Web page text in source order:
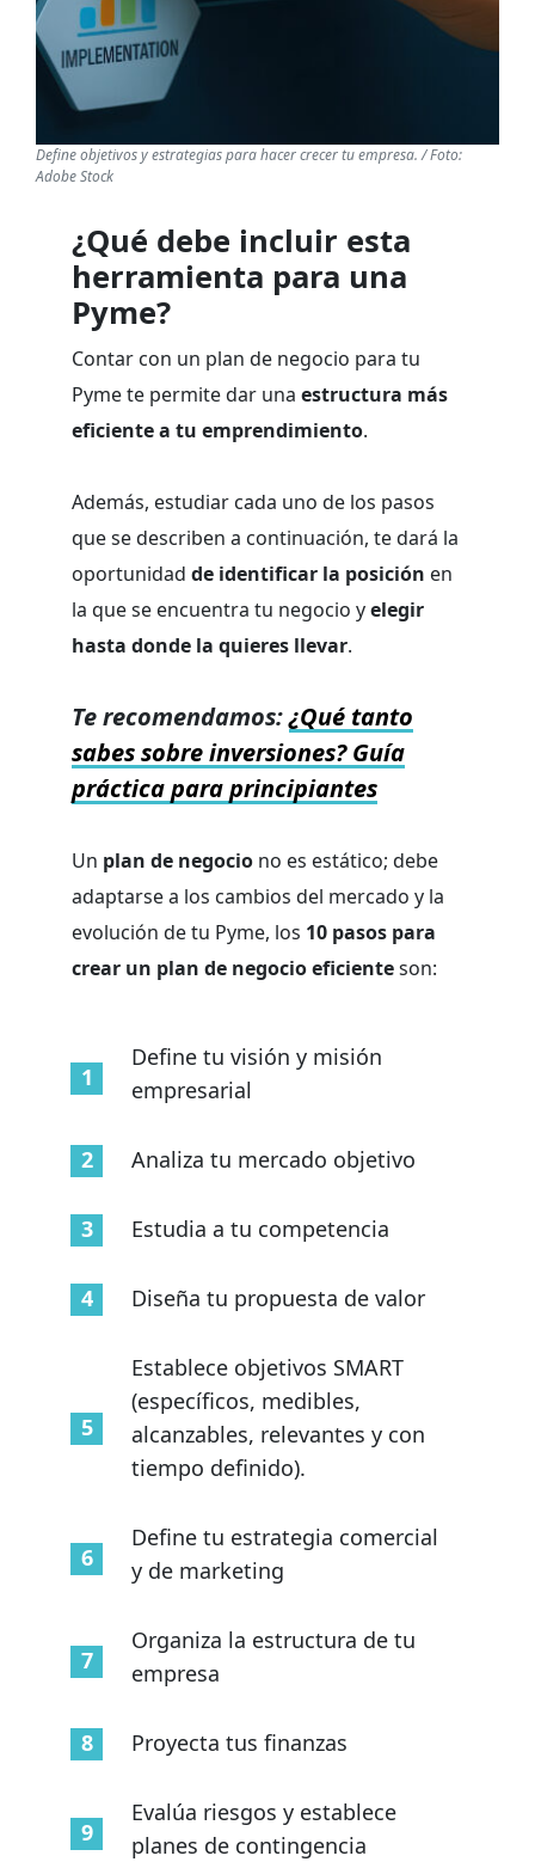
Define objetivos y estrategias para hacer crecer tu empresa. / Foto:
Adobe Stock
¿Qué debe incluir esta
herramienta para una
Pyme?
Contar con un plan de negocio para tu
Pyme te permite dar una estructura más
eficiente a tu emprendimiento.
Además, estudiar cada uno de los pasos
que se describen a continuación, te dará la
oportunidad de identificar la posición en
la que se encuentra tu negocio yelegir
hasta donde la quieres llevar.
Te recomendamos:¿Qué tanto
sabes sobre inversiones? Guía
práctica para principiantes
Un plan de negocio no es estático; debe
adaptarse a los cambios del mercado y la
evolución de tu Pyme, los 10 pasos para
crear un plan de negocio eficienteson:
Define tu visión y misión
empresarial
Analiza tu mercado objetivo
Estudia a tu competencia
Diseña tu propuesta de valor
Establece objetivos SMART
(específicos, medibles,
alcanzables, relevantes y con
tiempo definido).
Define tu estrategia comercial
y de marketing
Organiza la estructura de tu
empresa
Proyecta tus finanzas
Evalúa riesgos y establece
planes de contingencia